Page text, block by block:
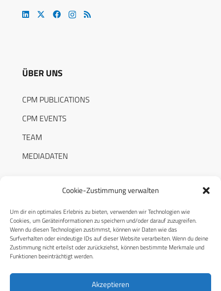
Cookie-Zustimmung verwalten
Um dir ein optimales Erlebnis zu bieten, verwenden wir Technologien wie
Cookies, um Geräteinformationen zu speichern und/oder darauf zuzugreifen.
Wenn du diesen Technologien zustimmst, können wir Daten wie das
Surfverhalten oder eindeutige IDs auf dieser Website verarbeiten. Wenn du deine
Zustimmung nicht erteilst oder zurückziehst, können bestimmte Merkmale und
Funktionen beeinträchtigt werden.
Akzeptieren
ÜBER UNS
CPM PUBLICATIONS
CPM EVENTS
TEAM
MEDIADATEN
RECHTLICHES
Datenschutzerklärung
Cookie-Richtlinie (EU)